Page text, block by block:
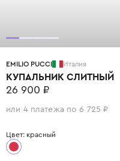
EMILIO PUCCI Италия
КУПАЛЬНИК СЛИТНЫЙ
26 900 ₽
или 4 платежа по 6 725 ₽
Цвет: красный